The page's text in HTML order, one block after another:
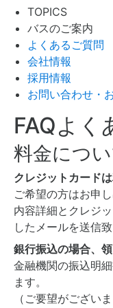
TOPICS
バスのご案内
よくあるご質問
会社情報
採用情報
お問い合わせ・
FAQよく
料金につ
クレジットカード
ご希望の方はお申し
内容詳細とクレジ
したメールを送信致
銀行振込の場合、
金融機関の振込明
ます。
（ご要望がござい